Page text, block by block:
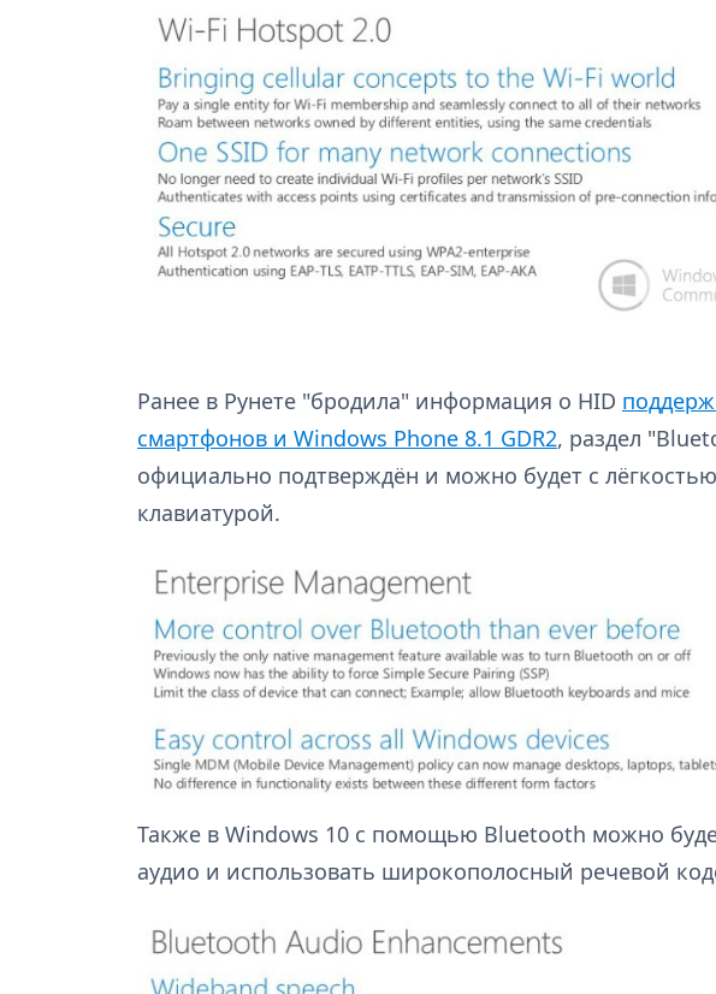
Ранее в Рунете "бродила" информация о HID
смартфонов и Windows Phone 8.1 GDR2, раздел
официально подтверждён и можно будет с
клавиатурой.
Также в Windows 10 с помощью Bluetooth можно
аудио и использовать широкополосный речевой